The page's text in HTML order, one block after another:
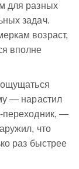
для разных
задач.
возраст,
вполне
— нарастил
переходник, —
что
раз быстрее